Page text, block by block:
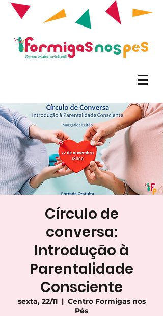
Círculo de
conversa:
Introdução à
Parentalidade
Consciente
sexta, 22/11
  |
Centro Formigas nos
Pés